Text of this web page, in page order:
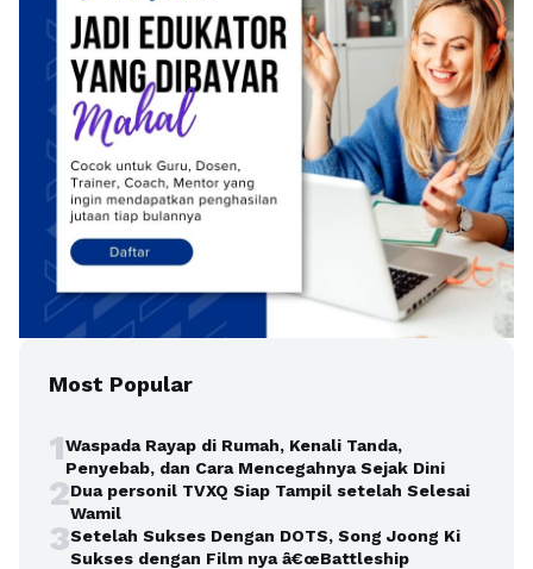
Most Popular
1Waspada Rayap di Rumah, Kenali Tanda,
Penyebab, dan Cara Mencegahnya Sejak Dini
2Dua personil TVXQ Siap Tampil setelah Selesai
Wamil
3Setelah Sukses Dengan DOTS, Song Joong Ki
Sukses dengan Film nya â€œBattleship